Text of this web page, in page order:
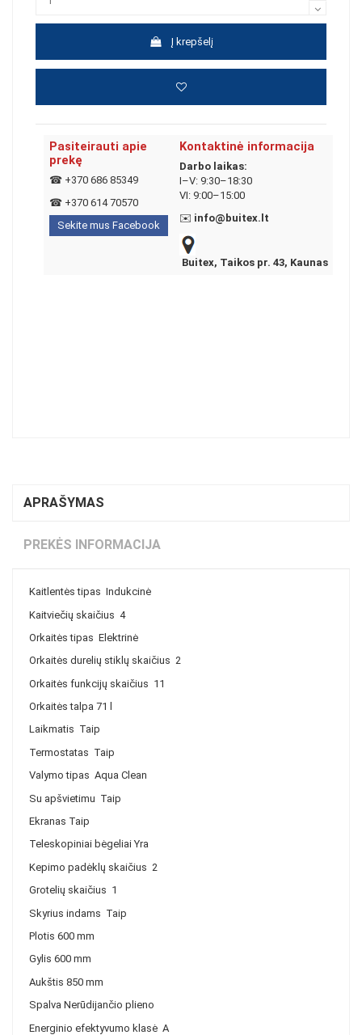
Į krepšelį
Pasiteirauti apie
prekę
☎ +370 686 85349
☎ +370 614 70570
Sekite mus Facebook
Kontaktinė informacija
Darbo laikas:
I–V: 9:30–18:30
VI: 9:00–15:00
✉️ info@buitex.lt
Buitex, Taikos pr. 43, Kaunas
APRAŠYMAS
PREKĖS INFORMACIJA
Kaitlentės tipas Indukcinė
Kaitviečių skaičius 4
Orkaitės tipas Elektrinė
Orkaitės durelių stiklų skaičius 2
Orkaitės funkcijų skaičius 11
Orkaitės talpa 71 l
Laikmatis Taip
Termostatas Taip
Valymo tipas Aqua Clean
Su apšvietimu Taip
Ekranas Taip
Teleskopiniai bėgeliai Yra
Kepimo padėklų skaičius 2
Grotelių skaičius 1
Skyrius indams Taip
Plotis 600 mm
Gylis 600 mm
Aukštis 850 mm
Spalva Nerūdijančio plieno
Energinio efektyvumo klasė A